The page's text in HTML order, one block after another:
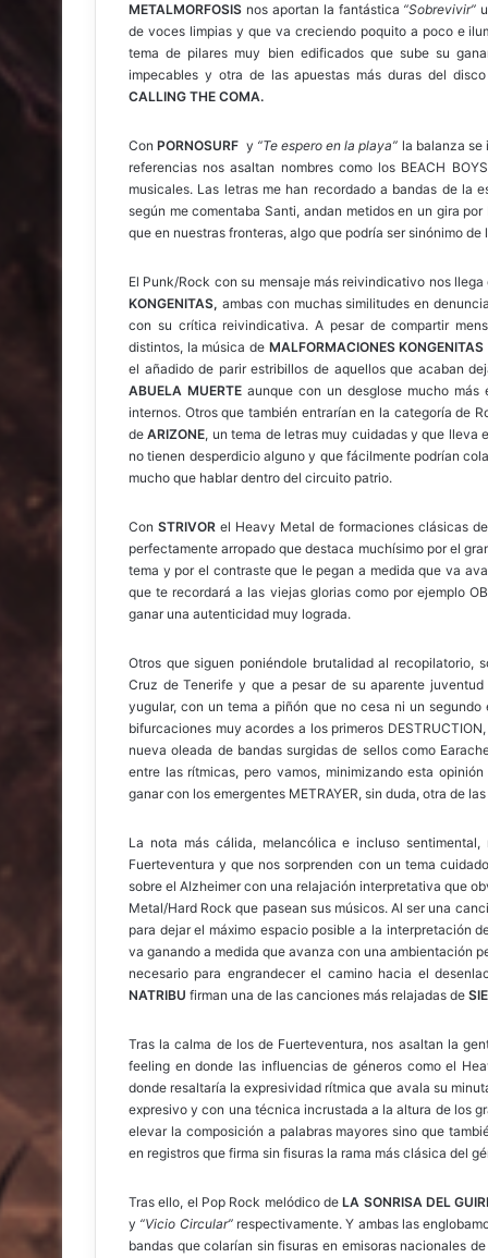
METALMORFOSIS nos aportan la fantástica “Sobrevivir”
de voces limpias y que va creciendo poquito a poco e
tema de pilares muy bien edificados que sube su
impecables y otra de las apuestas más duras del
CALLING THE COMA.
ConPORNOSURF y “Te espero en la playa” la balanza se
referencias nos asaltan nombres como los BEACH
musicales. Las letras me han recordado a bandas de la
según me comentaba Santi, andan metidos en un gira
que en nuestras fronteras, algo que podría ser sinónimo
El Punk/Rock con su mensaje más reivindicativo nos
KONGENITAS, ambas con muchas similitudes en
con su crítica reivindicativa. A pesar de compartir
distintos, la música de MALFORMACIONES KONGENITAS
el añadido de parir estribillos de aquellos que acaban
ABUELA MUERTE aunque con un desglose mucho
internos. Otros que también entrarían en la categoría de
deARIZONE, un tema de letras muy cuidadas y que lleva
no tienen desperdicio alguno y que fácilmente podrían
mucho que hablar dentro del circuito patrio.
ConSTRIVOR el Heavy Metal de formaciones clásicas
perfectamente arropado que destaca muchísimo por el
tema y por el contraste que le pegan a medida que va
que te recordará a las viejas glorias como por ejemplo
ganar una autenticidad muy lograda.
Otros que siguen poniéndole brutalidad al recopilatorio,
Cruz de Tenerife y que a pesar de su aparente
yugular, con un tema a piñón que no cesa ni un
bifurcaciones muy acordes a los primeros
nueva oleada de bandas surgidas de sellos como
entre las rítmicas, pero vamos, minimizando esta
ganar con los emergentes METRAYER, sin duda, otra de
La nota más cálida, melancólica e incluso
Fuerteventura y que nos sorprenden con un tema
sobre el Alzheimer con una relajación interpretativa que
Metal/Hard Rock que pasean sus músicos. Al ser una
para dejar el máximo espacio posible a la interpretación
va ganando a medida que avanza con una ambientación
necesario para engrandecer el camino hacia el
NATRIBU firman una de las canciones más relajadas de
Tras la calma de los de Fuerteventura, nos asaltan la
feeling en donde las influencias de géneros como el
donde resaltaría la expresividad rítmica que avala su
expresivo y con una técnica incrustada a la altura de los
elevar la composición a palabras mayores sino que
en registros que firma sin fisuras la rama más clásica del
Tras ello, el Pop Rock melódico deLA SONRISA DEL
y “Vicio Circular”respectivamente. Y ambas las
bandas que colarían sin fisuras en emisoras nacionales